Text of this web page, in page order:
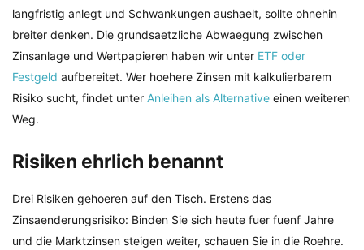
langfristig anlegt und Schwankungen aushaelt, sollte ohnehin
breiter denken. Die grundsaetzliche Abwaegung zwischen
Zinsanlage und Wertpapieren haben wir unter ETF oder
Festgeld aufbereitet. Wer hoehere Zinsen mit kalkulierbarem
Risiko sucht, findet unter Anleihen als Alternative einen weiteren
Weg.
Risiken ehrlich benannt
Drei Risiken gehoeren auf den Tisch. Erstens das
Zinsaenderungsrisiko: Binden Sie sich heute fuer fuenf Jahre
und die Marktzinsen steigen weiter, schauen Sie in die Roehre.